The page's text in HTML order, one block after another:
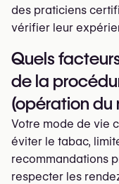
des praticiens
vérifier leur
Quels
de la
(opération du
Votre mode de vie
éviter le tabac,
recommandations
respecter les